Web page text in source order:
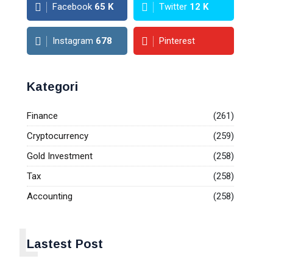
Facebook 65 K Twitter 12 K
Instagram 678 Pinterest
Kategori
Finance
(261)
Cryptocurrency
(259)
Gold Investment
(258)
Tax
(258)
Accounting
(258)
Lastest Post
L